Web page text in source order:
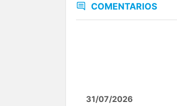
COMENTARIOS
31/07/2026